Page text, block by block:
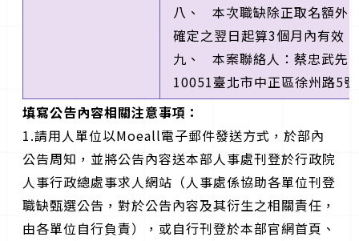
八、 本次職缺除正取名額外
確定之翌日起算3個月內有效。
九、 本案聯絡人：蔡忠武先
10051臺北市中正區徐州路5
填寫公告內容相關注意事項：
1.請用人單位以Moeall電子郵件發送方式，於部內
公告周知，並將公告內容送本部人事處刊登於行政院
人事行政總處事求人網站（人事處係協助各單位刊登
職缺甄選公告，對於公告內容及其衍生之相關責任，
由各單位自行負責），或自行刊登於本部官網首頁、